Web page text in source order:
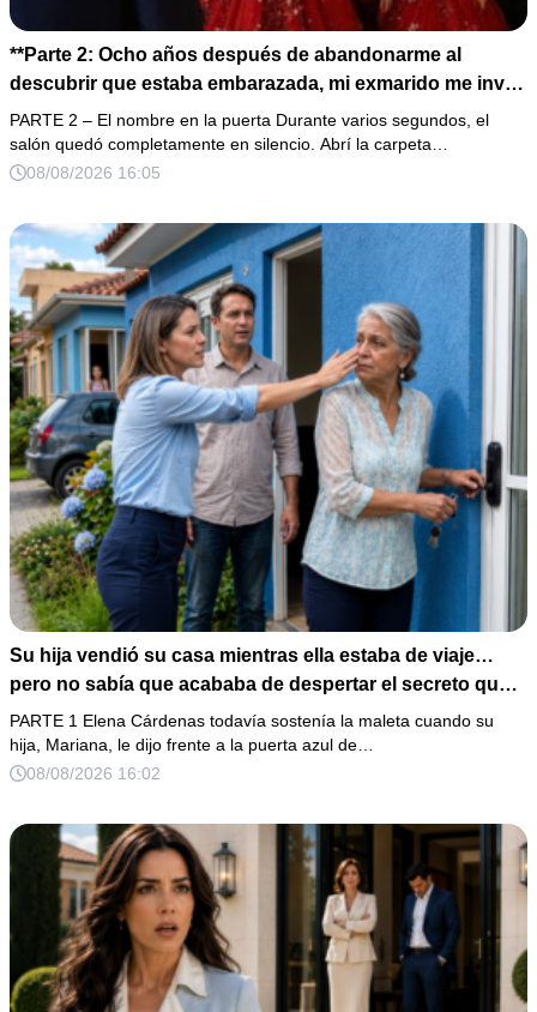
**Parte 2: Ocho años después de abandonarme al
descubrir que estaba embarazada, mi exmarido me invitó
a la cena de Navidad convencido de que podría burlarse
de la mujer a la que creía una fracasada y sin hijos. Lo
que jamás imaginó fue que esa noche sería él quien
PARTE 2 – El nombre en la puerta Durante varios segundos, el
salón quedó completamente en silencio. Abrí la carpeta…
08/08/2026 16:05
Su hija vendió su casa mientras ella estaba de viaje…
pero no sabía que acababa de despertar el secreto que
su padre dejó antes de morir
PARTE 1 Elena Cárdenas todavía sostenía la maleta cuando su
hija, Mariana, le dijo frente a la puerta azul de…
08/08/2026 16:02